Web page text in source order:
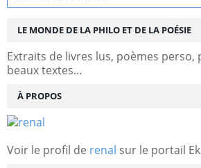
LE MONDE DE LA PHILO ET DE LA POÉSIE
Extraits de livres lus, poèmes perso,
beaux textes...
À PROPOS
Voir le profil de renal sur le portail